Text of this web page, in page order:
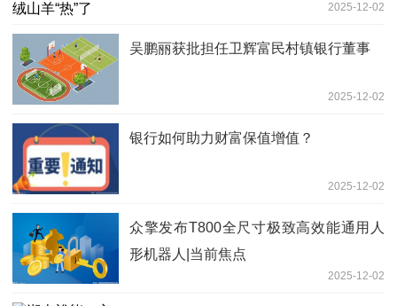
2025-12-02
吴鹏丽获批担任卫辉富民村镇银行董事
2025-12-02
银行如何助力财富保值增值？
2025-12-02
众擎发布T800全尺寸极致高效能通用人
形机器人|当前焦点
2025-12-02